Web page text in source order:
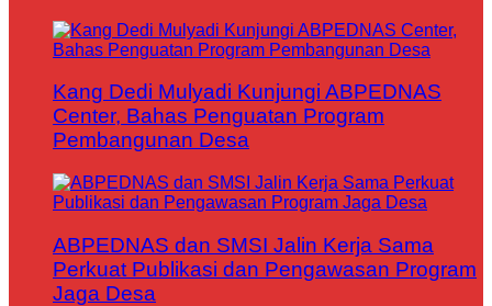
Kang Dedi Mulyadi Kunjungi ABPEDNAS
Center, Bahas Penguatan Program
Pembangunan Desa
ABPEDNAS dan SMSI Jalin Kerja Sama
Perkuat Publikasi dan Pengawasan Program
Jaga Desa